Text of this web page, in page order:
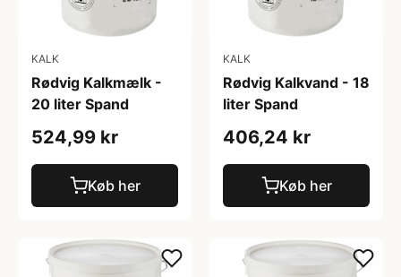
KALK
Rødvig Kalkmælk -
20 liter Spand
524,99 kr
Køb her
KALK
Rødvig Kalkvand - 18
liter Spand
406,24 kr
Køb her